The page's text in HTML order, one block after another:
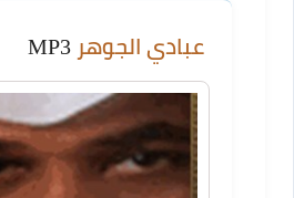
عبادي الجوهر